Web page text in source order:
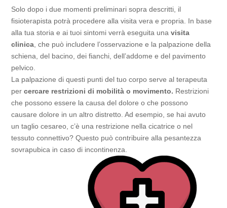
Solo dopo i due momenti preliminari sopra descritti, il
fisioterapista potrà procedere alla visita vera e propria. In base
alla tua storia e ai tuoi sintomi verrà eseguita unavisita
clinica , che può includere l’osservazione e la palpazione della
schiena, del bacino, dei fianchi, dell’addome e del pavimento
pelvico.
La palpazione di questi punti del tuo corpo serve al terapeuta
percercare restrizioni di mobilità o movimento. Restrizioni
che possono essere la causa del dolore o che possono
causare dolore in un altro distretto. Ad esempio, se hai avuto
un taglio cesareo, c’è una restrizione nella cicatrice o nel
tessuto connettivo? Questo può contribuire alla pesantezza
sovrapubica in caso di incontinenza.